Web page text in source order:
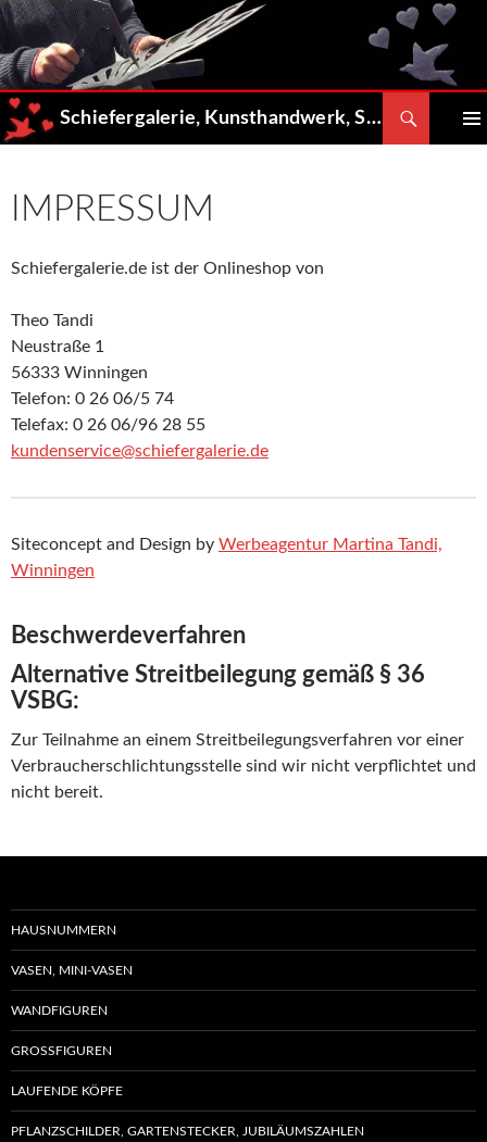
Zum
springen
Schiefergalerie, Kunsthandwerk, Shop
Suchen
IMPRESSUM
Schiefergalerie.de ist der Onlineshop von
Theo Tandi
Neustraße 1
56333 Winningen
Telefon: 0 26 06/5 74
Telefax: 0 26 06/96 28 55
kundenservice@schiefergalerie.de
Siteconcept and Design by Werbeagentur Martina Tandi,
Winningen
Beschwerdeverfahren
Alternative Streitbeilegung gemäß § 36
VSBG:
Zur Teilnahme an einem Streitbeilegungsverfahren vor einer
Verbraucherschlichtungsstelle sind wir nicht verpflichtet und
nicht bereit.
HAUSNUMMERN
VASEN, MINI-VASEN
WANDFIGUREN
GROSSFIGUREN
LAUFENDE KÖPFE
PFLANZSCHILDER, GARTENSTECKER, JUBILÄUMSZAHLEN